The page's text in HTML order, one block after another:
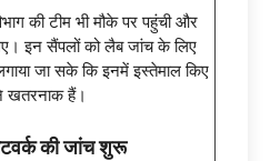
की टीम भी मौके पर पहुंची और
इन सैंपलों को लैब जांच के लिए
जा सके कि इनमें इस्तेमाल किए
खतरनाक हैं।
की जांच शुरू